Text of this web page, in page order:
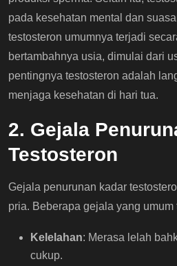
pada kesehatan mental dan
testosteron umumnya terjadi
bertambahnya usia, dimulai dari
pentingnya testosteron adalah
menjaga kesehatan di hari tua.
2. Gejala
Testosteron
Gejala penurunan kadar
pria. Beberapa gejala yang umum
Kelelahan: Merasa lelah
cukup.